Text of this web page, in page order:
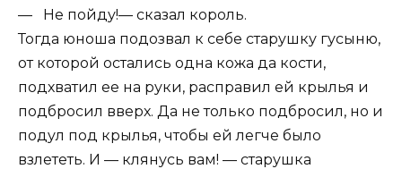
— Не пойду!— сказал король.
Тогда юноша подозвал к себе старушку гусыню,
от которой остались одна кожа да кости,
подхватил ее на руки, расправил ей крылья и
подбросил вверх. Да не только подбросил, но и
подул под крылья, чтобы ей легче было
взлететь. И — клянусь вам! — старушка